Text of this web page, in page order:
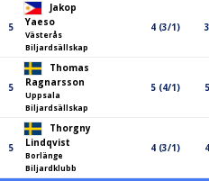
5
Jakop
Yaeso
Västerås
Biljardsällskap
4 (3/1)
5
Thomas
Ragnarsson
Uppsala
Biljardsällskap
5 (4/1)
5
Thorgny
Lindqvist
Borlänge
Biljardklubb
4 (3/1)